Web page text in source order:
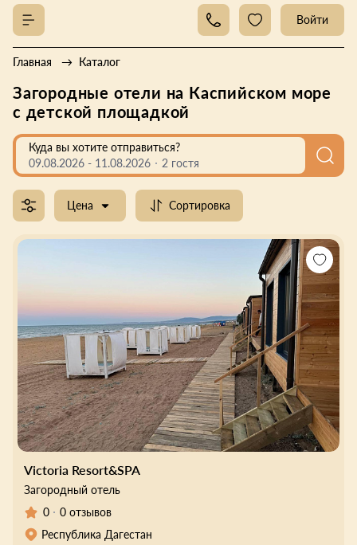
Войти
Главная Каталог
Загородные отели на Каспийском море
с детской площадкой
Куда вы хотите отправиться?
09.08.2026 - 11.08.2026 2 гостя
Цена Сортировка
Victoria Resort&SPA
Загородный отель
0
0 отзывов
Республика Дагестан